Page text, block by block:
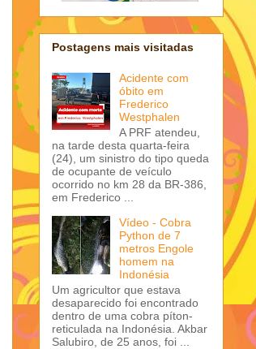
Postagens mais visitadas
Acidente com
óbito em
Frederico
Westphalen
A PRF atendeu,
na tarde desta quarta-feira
(24), um sinistro do tipo queda
de ocupante de veículo
ocorrido no km 28 da BR-386,
em Frederico ...
Vídeo - Cobra
Python de 7
metros Engole
homem na
Indonésia
Um agricultor que estava
desaparecido foi encontrado
dentro de uma cobra píton-
reticulada na Indonésia. Akbar
Salubiro, de 25 anos, foi ...